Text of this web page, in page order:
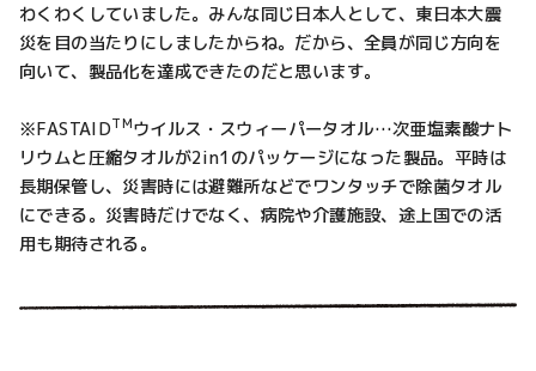
わくわくしていました。みんな同じ日本人として、東日本大震
災を目の当たりにしましたからね。だから、全員が同じ方向を
向いて、製品化を達成できたのだと思います。
※FASTAIDTMウイルス・スウィーパータオル…次亜塩素酸ナト
リウムと圧縮タオルが2in1のパッケージになった製品。平時は
長期保管し、災害時には避難所などでワンタッチで除菌タオル
にできる。災害時だけでなく、病院や介護施設、途上国での活
用も期待される。